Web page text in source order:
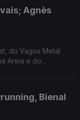
Agnès
do Vagos Metal
Areia e do
Bienal